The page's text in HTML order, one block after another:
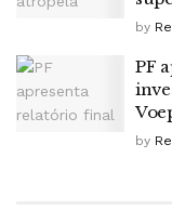
by
PF
by